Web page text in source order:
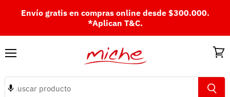
Envío gratis en compras online desde $300.000.
*Aplican T&C.